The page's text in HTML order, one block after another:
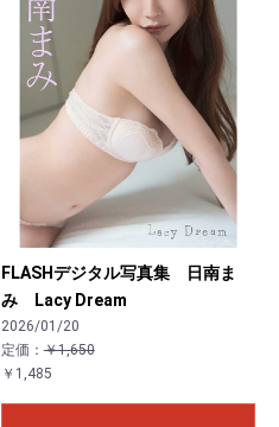
FLASHデジタル写真集 日南ま
み Lacy Dream
2026/01/20
定価：￥1,650
￥1,485